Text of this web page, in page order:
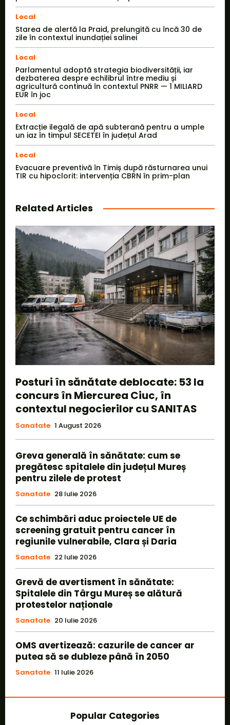
Local
Starea de alertă la Praid, prelungită cu încă 30 de
zile în contextul inundației salinei
Local
Parlamentul adoptă strategia biodiversității, iar
dezbaterea despre echilibrul între mediu și
agricultură continuă în contextul PNRR — 1 MILIARD
EUR în joc
Local
Extracție ilegală de apă subterană pentru a umple
un iaz în timpul SECETEI în județul Arad
Local
Evacuare preventivă în Timiș după răsturnarea unui
TIR cu hipoclorit: intervenția CBRN în prim-plan
Related Articles
Posturi în sănătate deblocate: 53 la
concurs în Miercurea Ciuc, în
contextul negocierilor cu SANITAS
Sanatate 1 August 2026
Greva generală în sănătate: cum se
pregătesc spitalele din județul Mureș
pentru zilele de protest
Sanatate 28 Iulie 2026
Ce schimbări aduc proiectele UE de
screening gratuit pentru cancer în
regiunile vulnerabile, Clara și Daria
Sanatate 22 Iulie 2026
Grevă de avertisment în sănătate:
Spitalele din Târgu Mureș se alătură
protestelor naționale
Sanatate 20 Iulie 2026
OMS avertizează: cazurile de cancer ar
putea să se dubleze până în 2050
Sanatate 11 Iulie 2026
Popular Categories